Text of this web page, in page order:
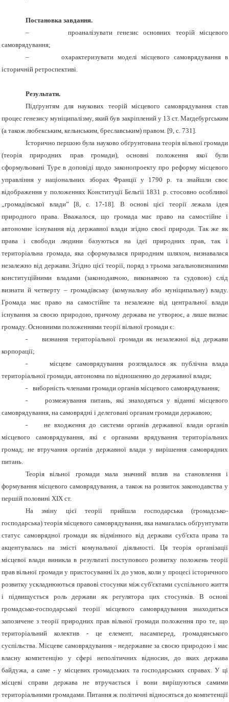
Постановка завдання.
–
проаналізувати генезис основних теорій місцевого
самоврядування;
–
охарактеризувати моделі місцевого самоврядування в
історичній ретроспективі.
Результати.
Підґрунтям для наукових теорій місцевого самоврядування став
процес генезису муніципалізму, який був закріплений у 13 ст. Магдебургським
(а також любекським, кельнським, бреславським) правом. [9, с. 731].
Історично першою була науково обґрунтована теорія вільної громади
(теорія природних прав громади), основні положення якої були
сформульовані Туре в доповіді щодо законопроекту про реформу місцевого
управління у національних зборах Франції у 1790 р. та знайшли своє
відображення у положеннях Конституції Бельгії 1831 р. стосовно особливої
„громадівської влади” [8, с. 17-18]. В основі цієї теорії лежала ідея
природного права. Вважалося, що громада має право на самостійне і
автономне існування від державної влади згідно своєї природи. Так же як
права і свободи людини базуються на ідеї природних прав, так і
територіальна громада, яка сформувалася природним шляхом, визнавалася
незалежно від держави. Згідно цієї теорії, поряд з трьома загальновизнаними
конституційними владами (законодавчою, виконавчою та судовою) слід
визнати й четверту – громадівську (комунальну або муніципальну) владу.
Громада має право на самостійне та незалежне від центральної влади
існування за своєю природою, причому держава не утворює, а лише визнає
громаду. Основними положеннями теорії вільної громади є:
-
визнання територіальної громади як незалежної від держави
корпорації;
-
місцеве самоврядування розглядалося як публічна влада
територіальної громади, автономна по відношенню до державної влади;
-
виборність членами громади органів місцевого самоврядування;
-
розмежування питань, які знаходяться у віданні місцевого
самоврядування, на самоврядні і делеговані органам громади державою;
-
не входження до системи органів державної влади органів
місцевого самоврядування, які є органами врядування територіальних
громад; не втручання органів державної влади у вирішення самоврядних
питань.
Теорія вільної громади мала значний вплив на становлення і
формування місцевого самоврядування, а також на розвиток законодавства у
першій половині ХІХ ст.
На зміну цієї теорії прийшла господарська (громадсько-
господарська) теорія місцевого самоврядування, яка намагалась обґрунтувати
статус самоврядної громади як відмінного від держави суб'єкта права та
акцентувалась на змісті комунальної діяльності. Ця теорія організації
місцевої влади виникла в результаті поступового розвитку положень теорії
прав вільної громади у пристосуванні їх до умов, коли у процесі історичного
розвитку ускладнюються правові стосунки між суб'єктами суспільного життя
і підвищується роль держави як регулятора цих стосунків. В основі
громадсько-господарської теорії місцевого самоврядування знаходиться
запозичене з теорії природних прав вільної громади положення про те, що
територіальний колектив - це елемент, насамперед, громадянського
суспільства. Місцеве самоврядування - недержавне за своєю природою і має
власну компетенцію у сфері неполітичних відносин, до яких держава
байдужа, а саме - у місцевих громадських та господарських справах. У ці
місцеві справи держава не втручається і вони вирішуються самими
територіальними громадами. Питання ж політичні відносяться до компетенції